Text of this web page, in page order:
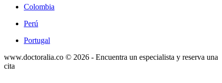
Colombia
Perú
Portugal
www.doctoralia.co © 2026 - Encuentra un especialista y reserva una
cita